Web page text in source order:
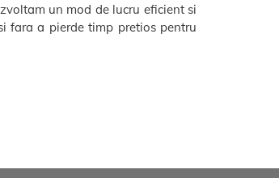
un mod de lucru eficient si
fara a pierde timp pretios pentru